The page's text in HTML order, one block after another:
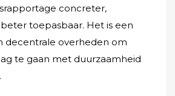
concreter,
toepasbaar. Het is een
decentrale overheden om
te gaan met duurzaamheid